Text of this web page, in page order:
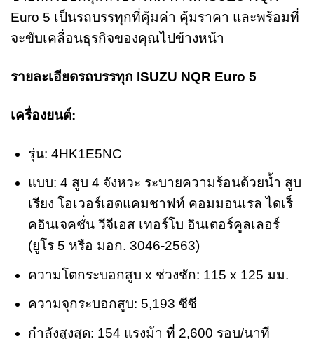
Euro 5 เป็นรถบรรทุกที่คุ้มค่า คุ้มราคา และพร้อมที่
จะขับเคลื่อนธุรกิจของคุณไปข้างหน้า
รายละเอียดรถบรรทุก ISUZU NQR Euro 5
เครื่องยนต์:
รุ่น: 4HK1E5NC
แบบ: 4 สูบ 4 จังหวะ ระบายความร้อนด้วยน้ำ สูบ
เรียง โอเวอร์เฮดแคมชาฟท์ คอมมอนเรล ไดเร็
คอินเจคชั่น วีจีเอส เทอร์โบ อินเตอร์คูลเลอร์
(ยูโร 5 หรือ มอก. 3046-2563)
ความโตกระบอกสูบ x ช่วงชัก: 115 x 125 มม.
ความจุกระบอกสูบ: 5,193 ซีซี
กำลังสูงสุด: 154 แรงม้า ที่ 2,600 รอบ/นาที